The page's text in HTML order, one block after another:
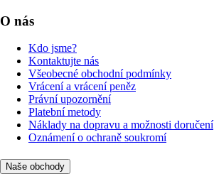
O nás
Kdo jsme?
Kontaktujte nás
Všeobecné obchodní podmínky
Vrácení a vrácení peněz
Právní upozornění
Platební metody
Náklady na dopravu a možnosti doručení
Oznámení o ochraně soukromí
Naše obchody